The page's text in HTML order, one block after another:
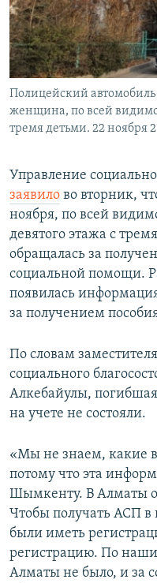
Полицейский автомобиль
женщина, по всей
тремя детьми. 22 ноября
Управление
заявило во вторник,
ноября, по всей
девятого этажа с
обращалась за
социальной помощи.
появилась
за получением
По словам
социального
Алкебайулы,
на учете не состояли.
«Мы не знаем, какие
потому что эта
Шымкенту. В Алматы
Чтобы получать АСП
были иметь
регистрацию. По
Алматы не было, и за